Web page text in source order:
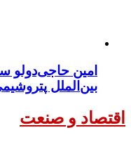
امین حاجی‌دولو
بین‌الملل
اقتصاد و صنعت